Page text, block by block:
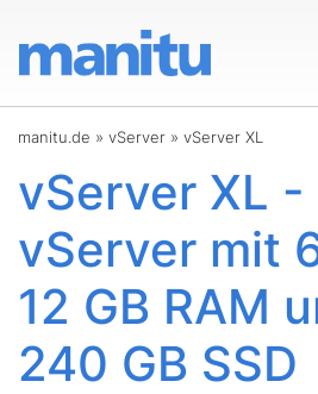
manitu.de » vServer » vServer XL
vServer XL
vServer mit
12 GB RAM
240 GB SSD